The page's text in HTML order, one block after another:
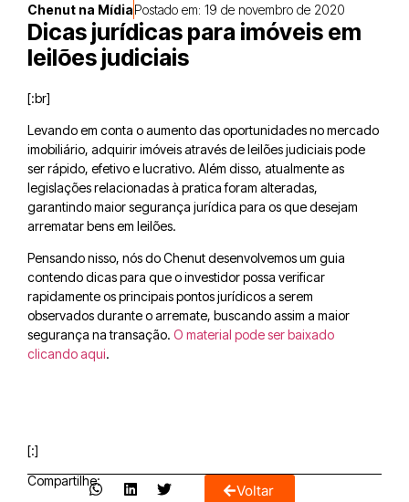
Chenut na MídiaPostado em: 19 de novembro de 2020
Dicas jurídicas para imóveis em
leilões judiciais
[:br]
Levando em conta o aumento das oportunidades no mercado
imobiliário, adquirir imóveis através de leilões judiciais pode
ser rápido, efetivo e lucrativo. Além disso, atualmente as
legislações relacionadas à pratica foram alteradas,
garantindo maior segurança jurídica para os que desejam
arrematar bens em leilões.
Pensando nisso, nós do Chenut desenvolvemos um guia
contendo dicas para que o investidor possa verificar
rapidamente os principais pontos jurídicos a serem
observados durante o arremate, buscando assim a maior
segurança na transação. O material pode ser baixado
clicando aqui.
[:]
Compartilhe:
Voltar